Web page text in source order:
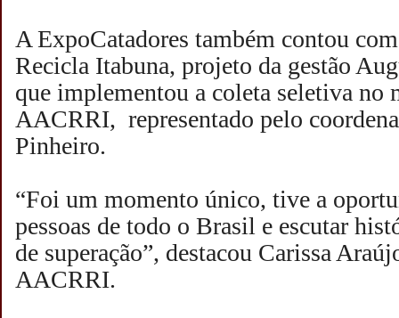
A ExpoCatadores também contou
Recicla Itabuna, projeto da gestão
que implementou a coleta seletiva no
AACRRI, representado pelo
Pinheiro.
“Foi um momento único, tive a
pessoas de todo o Brasil e escutar
de superação”, destacou Carissa
AACRRI.